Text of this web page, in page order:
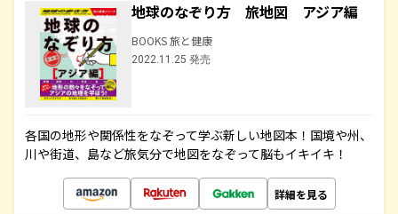
地球のなぞり方 旅地図 アジア編
BOOKS 旅と健康
2022.11.25 発売
各国の地形や関係性をなぞって学ぶ新しい地図本！国境や州、
川や街道、島など旅気分で地図をなぞって脳もイキイキ！
詳細を見る